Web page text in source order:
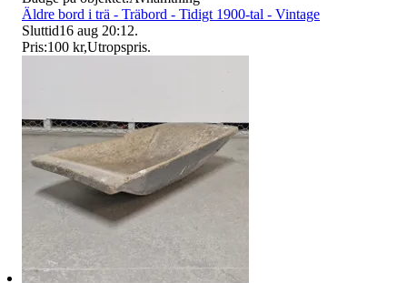
Äldre bord i trä - Träbord - Tidigt 1900-tal - Vintage
Sluttid16 aug 20:12.
Pris:100 kr,Utropspris.